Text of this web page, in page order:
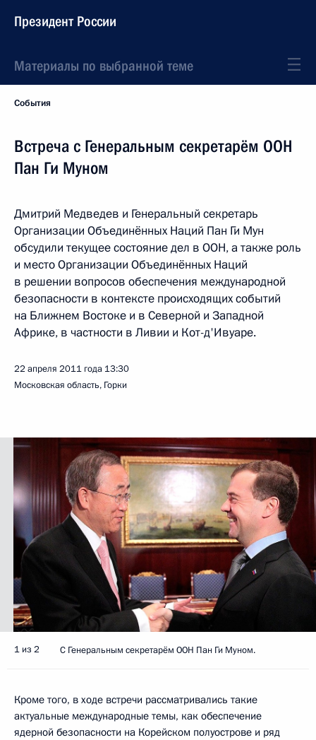
Президент России
Материалы по выбранной теме
События
Встреча с Генеральным секретарём ООН
Пан Ги Муном
Дмитрий Медведев и Генеральный секретарь
Организации Объединённых Наций Пан Ги Мун
обсудили текущее состояние дел в ООН, а также роль
и место Организации Объединённых Наций
в решении вопросов обеспечения международной
безопасности в контексте происходящих событий
на Ближнем Востоке и в Северной и Западной
Африке, в частности в Ливии и Кот-д'Ивуаре.
22 апреля 2011 года 13:30
Московская область, Горки
1 из 2 С Генеральным секретарём ООН Пан Ги Муном.
Кроме того, в ходе встречи рассматривались такие
актуальные международные темы, как обеспечение
ядерной безопасности на Корейском полуострове и ряд